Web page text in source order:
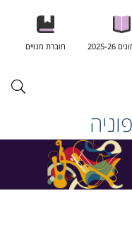
26 חוברת מנויים